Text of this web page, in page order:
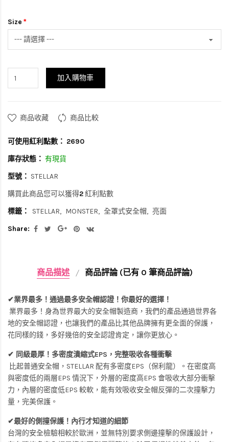
Size
加入購物車
商品收藏 商品比較
可使用紅利點數： 2690
庫存狀態： 有現貨
型號： STELLAR
購買此商品您可以獲得2紅利點數
標籤：
STELLAR MONSTER 全罩式安全帽
亮面
Share:
商品描述 商品評論 (已有 0 筆商品評論)
✔業界最多！通過最多安全帽認證！你最好的選擇！
業界最多！身為世界最大的安全帽製造商，我們的產品通過世界各
地的安全帽認證，也讓我們的產品比其他品牌擁有更全面的保護，
花同樣的錢，多好幾倍的安全認證肯定，讓你更放心。
✔ 同級最厚！多密度潰縮式EPS，完整吸收各種衝擊
比起普通安全帽，STELLAR 配有多密度EPS（保利龍）。在密度高
與密度低的兩層EPS 情況下，外層的密度高EPS 會吸收大部分衝擊
力，內層的密度低EPS 較軟，能有效吸收安全帽反彈的二次撞擊力
量，完美保護。
✔最好的側撞保護！內行才知道的細節
台灣的安全檢驗相較於歐洲，並無特別要求側邊撞擊的保護設計，